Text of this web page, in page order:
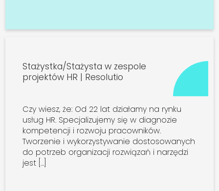
Stażystka/Stażysta w zespole
projektów HR | Resolutio
Czy wiesz, że: Od 22 lat działamy na rynku
usług HR. Specjalizujemy się w diagnozie
kompetencji i rozwoju pracowników.
Tworzenie i wykorzystywanie dostosowanych
do potrzeb organizacji rozwiązań i narzędzi
jest […]